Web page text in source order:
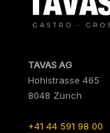
TAVAS AG
Hohlstrasse 465
8048 Zürich
+41 44 591 98 00